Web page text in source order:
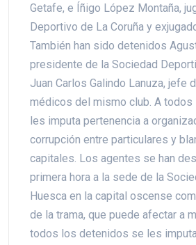
Getafe, e Íñigo López Montaña,
Deportivo de La Coruña y
También han sido detenidos
presidente de la Sociedad
Juan Carlos Galindo Lanuza, jefe
médicos del mismo club. A
les imputa pertenencia a
corrupción entre particulares y
capitales. Los agentes se han
primera hora a la sede de la
Huesca en la capital oscense
de la trama, que puede afectar a
todos los detenidos se les